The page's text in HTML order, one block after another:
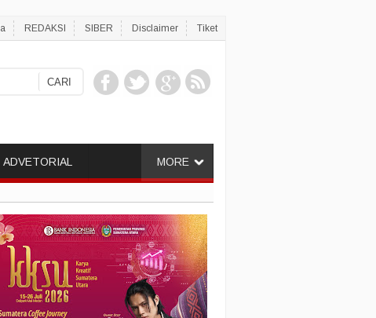
REDAKSI SIBER Disclaimer Tiket
MORE
ADVETORIAL